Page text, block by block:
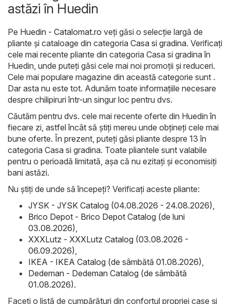
astăzi în Huedin
Pe Huedin - Catalomat.ro veți găsi o selecție largă de
pliante și cataloage din categoria Casa si gradina. Verificați
cele mai recente pliante din categoria Casa si gradina în
Huedin, unde puteți găsi cele mai noi promoții și reduceri.
Cele mai populare magazine din această categorie sunt .
Dar asta nu este tot. Adunăm toate informațiile necesare
despre chilipiruri într-un singur loc pentru dvs.
Căutăm pentru dvs. cele mai recente oferte din Huedin în
fiecare zi, astfel încât să știți mereu unde obțineți cele mai
bune oferte. În prezent, puteți găsi pliante despre 13 în
categoria Casa si gradina. Toate pliantele sunt valabile
pentru o perioadă limitată, așa că nu ezitați și economisiți
bani astăzi.
Nu știți de unde să începeți? Verificați aceste pliante:
JYSK - JYSK Catalog (04.08.2026 - 24.08.2026),
Brico Depot - Brico Depot Catalog (de luni
03.08.2026),
XXXLutz - XXXLutz Catalog (03.08.2026 -
06.09.2026),
IKEA - IKEA Catalog (de sâmbătă 01.08.2026),
Dedeman - Dedeman Catalog (de sâmbătă
01.08.2026).
Faceți o listă de cumpărături din confortul propriei case și